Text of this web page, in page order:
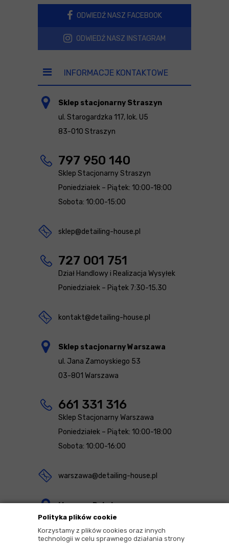
Polityka plików cookie
Korzystamy z plików cookies oraz innych
technologii w celu sprawnego działania strony
ODWIEDŹ NASZ FACEBOOK
ODWIEDŹ NASZ INSTAGRAM
INFORMACJE KONTAKTOWE
Sklep stacjonarny Straszyn
ul. Starogardzka 117, lok. U5
83-010 Straszyn
797 950 140
Sklep Stacjonarny Straszyn
Poniedziałek – Piątek: 10:00-18:00
Sobota: 10:00-15:00
sklep@detailing-house.pl
727 001 751
Dział Handlowy i Realizacja Wysyłek
Poniedziałek – Piątek 7:30-15.30
kontakt@detailing-house.pl
Sklep stacjonarny Warszawa
ul. Jana Zamoyskiego 53
03-801 Warszawa
661 331 316
Sklep Stacjonarny Warszawa
Poniedziałek – Piątek: 10:00-18:00
Sobota: 10:00-16:00
warszawa@detailing-house.pl
Magazyn Rekcin
Nomos Sp. z o.o. sp.k.
ul. Agrestowa 1